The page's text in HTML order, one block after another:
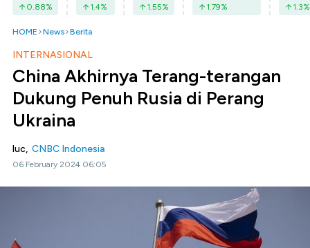
0.88% 1.4% 1.55% 1.79% 1.3%
HOME News Berita
INTERNASIONAL
China Akhirnya Terang-terangan
Dukung Penuh Rusia di Perang
Ukraina
luc, CNBC Indonesia
06 February 2024 06:05